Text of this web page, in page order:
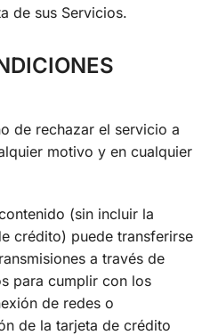
de sus Servicios.
de rechazar el servicio a
motivo y en cualquier
(sin incluir la
crédito) puede transferirse
a través de
para cumplir con los
de redes o
de la tarjeta de crédito